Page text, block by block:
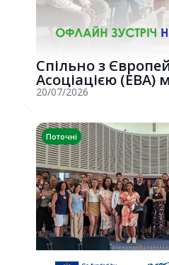
Спільно з
Асоціацією (EBA)
потужну о...
20/07/2026
Поточні